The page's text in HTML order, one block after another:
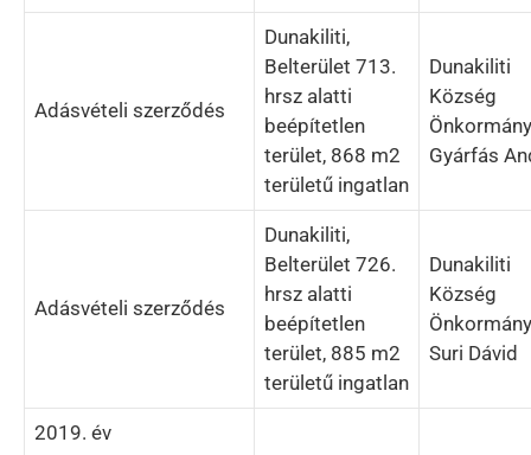
Adásvételi szerződés
Dunakiliti,
Belterület 713.
hrsz alatti
beépítetlen
terület, 868 m2
területű ingatlan
Dunakiliti
Község
Gyárfás
Adásvételi szerződés
Dunakiliti,
Belterület 726.
hrsz alatti
beépítetlen
terület, 885 m2
területű ingatlan
Dunakiliti
Község
Suri Dávid
2019. év